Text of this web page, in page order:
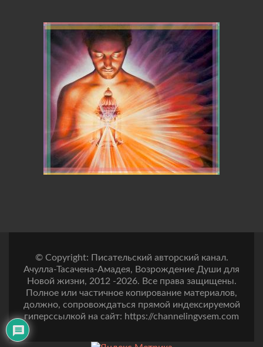
© Copyright: Писательский авторский канал.
Ачулла-Тасачена-Амадея, Возрождение Души для
Новой жизни, 2012 -2026. Все права защищены.
Полное или частичное копирование материалов,
должно, сопровождаться прямой индексируемой
гиперссылкой на сайт: https://channelingvsem.com